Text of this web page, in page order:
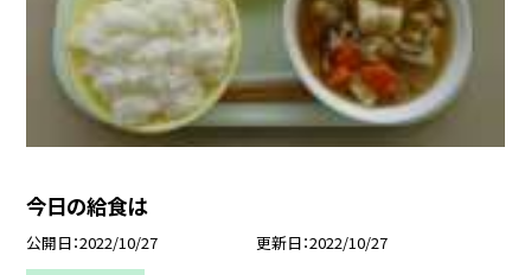
今日の給食は
公開日 2022/10/27 更新日 2022/10/27